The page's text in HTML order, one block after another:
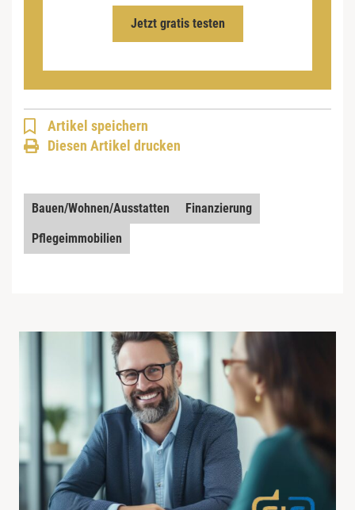
Jetzt gratis testen
Artikel speichern
Diesen Artikel drucken
Bauen/Wohnen/Ausstatten
Finanzierung
Pflegeimmobilien